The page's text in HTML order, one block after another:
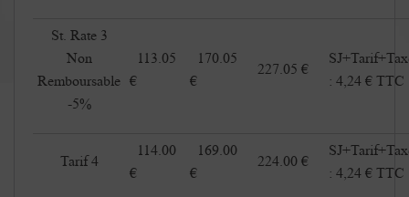
St. Rate 3
Non
Remboursable
-5%
113.05
€
170.05
€
227.05 €
: 4,24 € TTC
Tarif 4
114.00
€
169.00
€
224.00 €
: 4,24 € TTC